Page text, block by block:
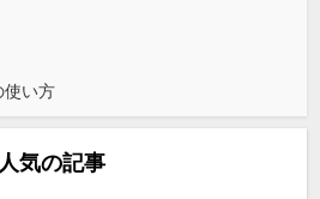
使い方
人気の記事